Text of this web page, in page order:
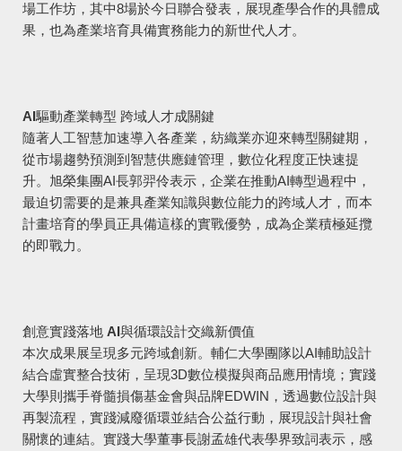
場工作坊，其中8場於今日聯合發表，展現產學合作的具體成
果，也為產業培育具備實務能力的新世代人才。
AI驅動產業轉型 跨域人才成關鍵
隨著人工智慧加速導入各產業，紡織業亦迎來轉型關鍵期，
從市場趨勢預測到智慧供應鏈管理，數位化程度正快速提
升。旭榮集團AI長郭羿伶表示，企業在推動AI轉型過程中，
最迫切需要的是兼具產業知識與數位能力的跨域人才，而本
計畫培育的學員正具備這樣的實戰優勢，成為企業積極延攬
的即戰力。
創意實踐落地 AI與循環設計交織新價值
本次成果展呈現多元跨域創新。輔仁大學團隊以AI輔助設計
結合虛實整合技術，呈現3D數位模擬與商品應用情境；實踐
大學則攜手脊髓損傷基金會與品牌EDWIN，透過數位設計與
再製流程，實踐減廢循環並結合公益行動，展現設計與社會
關懷的連結。實踐大學董事長謝孟雄代表學界致詞表示，感